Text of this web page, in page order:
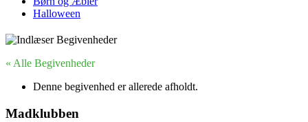
Halloween
« Alle Begivenheder
Denne begivenhed er allerede afholdt.
Madklubben